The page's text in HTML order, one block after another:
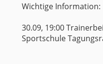
Wichtige Information:
30.09, 19:00
Sportschule